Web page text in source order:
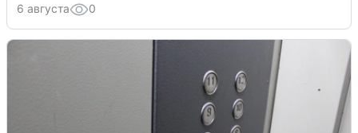
6 августа 0